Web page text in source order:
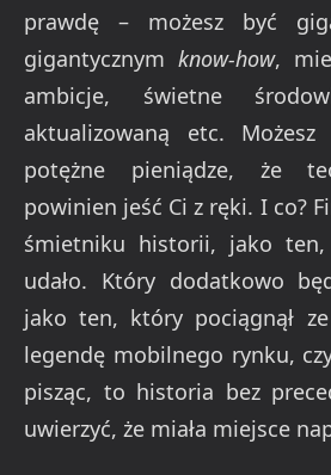
prawdę – możesz być
gigantycznym know-how,
ambicje, świetne
aktualizowaną etc.
potężne pieniądze, że
powinien jeść Ci z ręki. I co?
śmietniku historii, jako
udało. Który dodatkowo
jako ten, który pociągnął
legendę mobilnego rynku,
pisząc, to historia bez
uwierzyć, że miała miejsce